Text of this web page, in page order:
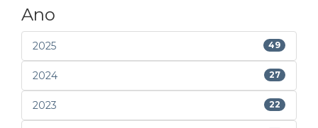
Ano
2025 49
2024 27
2023 22